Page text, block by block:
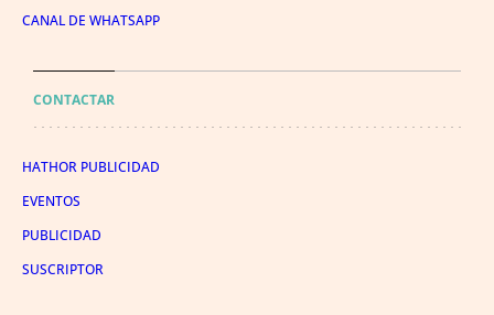
CANAL DE WHATSAPP
CONTACTAR
HATHOR PUBLICIDAD
EVENTOS
PUBLICIDAD
SUSCRIPTOR